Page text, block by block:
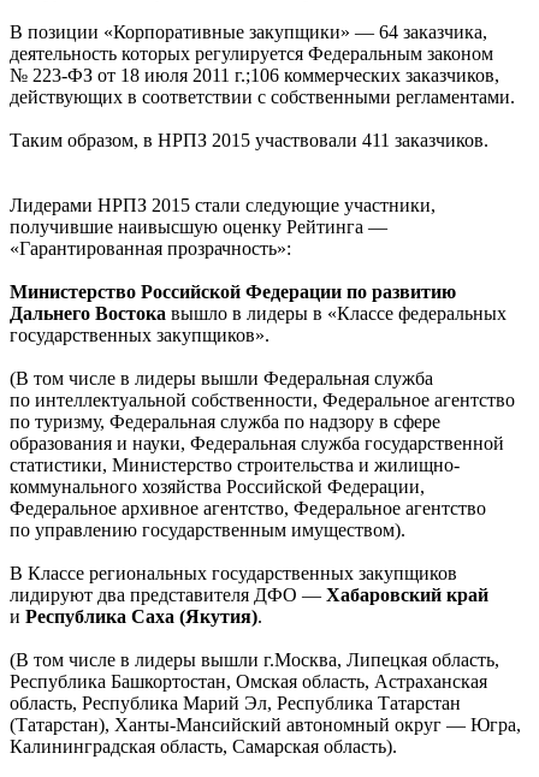
В позиции «Корпоративные закупщики» — 64 заказчика,
деятельность которых регулируется Федеральным законом
№ 223-ФЗ от 18 июля 2011 г.;106 коммерческих заказчиков,
действующих в соответствии с собственными регламентами.
Таким образом, в НРПЗ 2015 участвовали 411 заказчиков.
Лидерами НРПЗ 2015 стали следующие участники,
получившие наивысшую оценку Рейтинга —
«Гарантированная прозрачность»:
Министерство Российской Федерации по развитию
Дальнего Востока вышло в лидеры в «Классе федеральных
государственных закупщиков».
(В том числе в лидеры вышли Федеральная служба
по интеллектуальной собственности, Федеральное агентство
по туризму, Федеральная служба по надзору в сфере
образования и науки, Федеральная служба государственной
статистики, Министерство строительства и жилищно-
коммунального хозяйства Российской Федерации,
Федеральное архивное агентство, Федеральное агентство
по управлению государственным имуществом).
В Классе региональных государственных закупщиков
лидируют два представителя ДФО — Хабаровский край
и Республика Саха (Якутия).
(В том числе в лидеры вышли г.Москва, Липецкая область,
Республика Башкортостан, Омская область, Астраханская
область, Республика Марий Эл, Республика Татарстан
(Татарстан), Ханты-Мансийский автономный округ — Югра,
Калининградская область, Самарская область).